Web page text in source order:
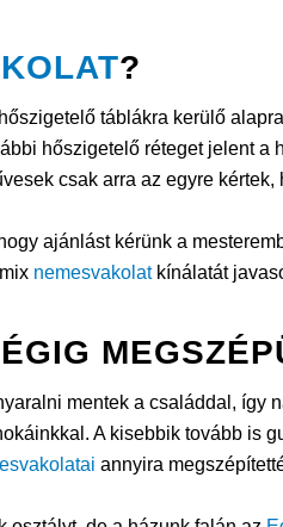
?
táblákra kerülő
hőszigetelő réteget jelent a
csak arra az egyre
ajánlást kérünk a
nemesvakolatkínálatát
mentek a családdal, így
A kisebbik tovább is
annyira